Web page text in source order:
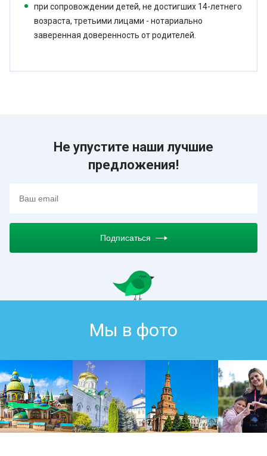
при сопровождении детей, не достигших 14-летнего
возраста, третьими лицами - нотариально
заверенная доверенность от родителей.
Не упустите наши лучшие
предложения!
Подписаться
Мы в фото